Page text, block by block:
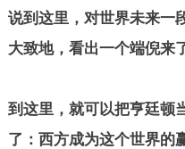
说到这里，对世界未来一
大致地，看出一个端倪来
到这里，就可以把亨廷顿
了：西方成为这个世界的